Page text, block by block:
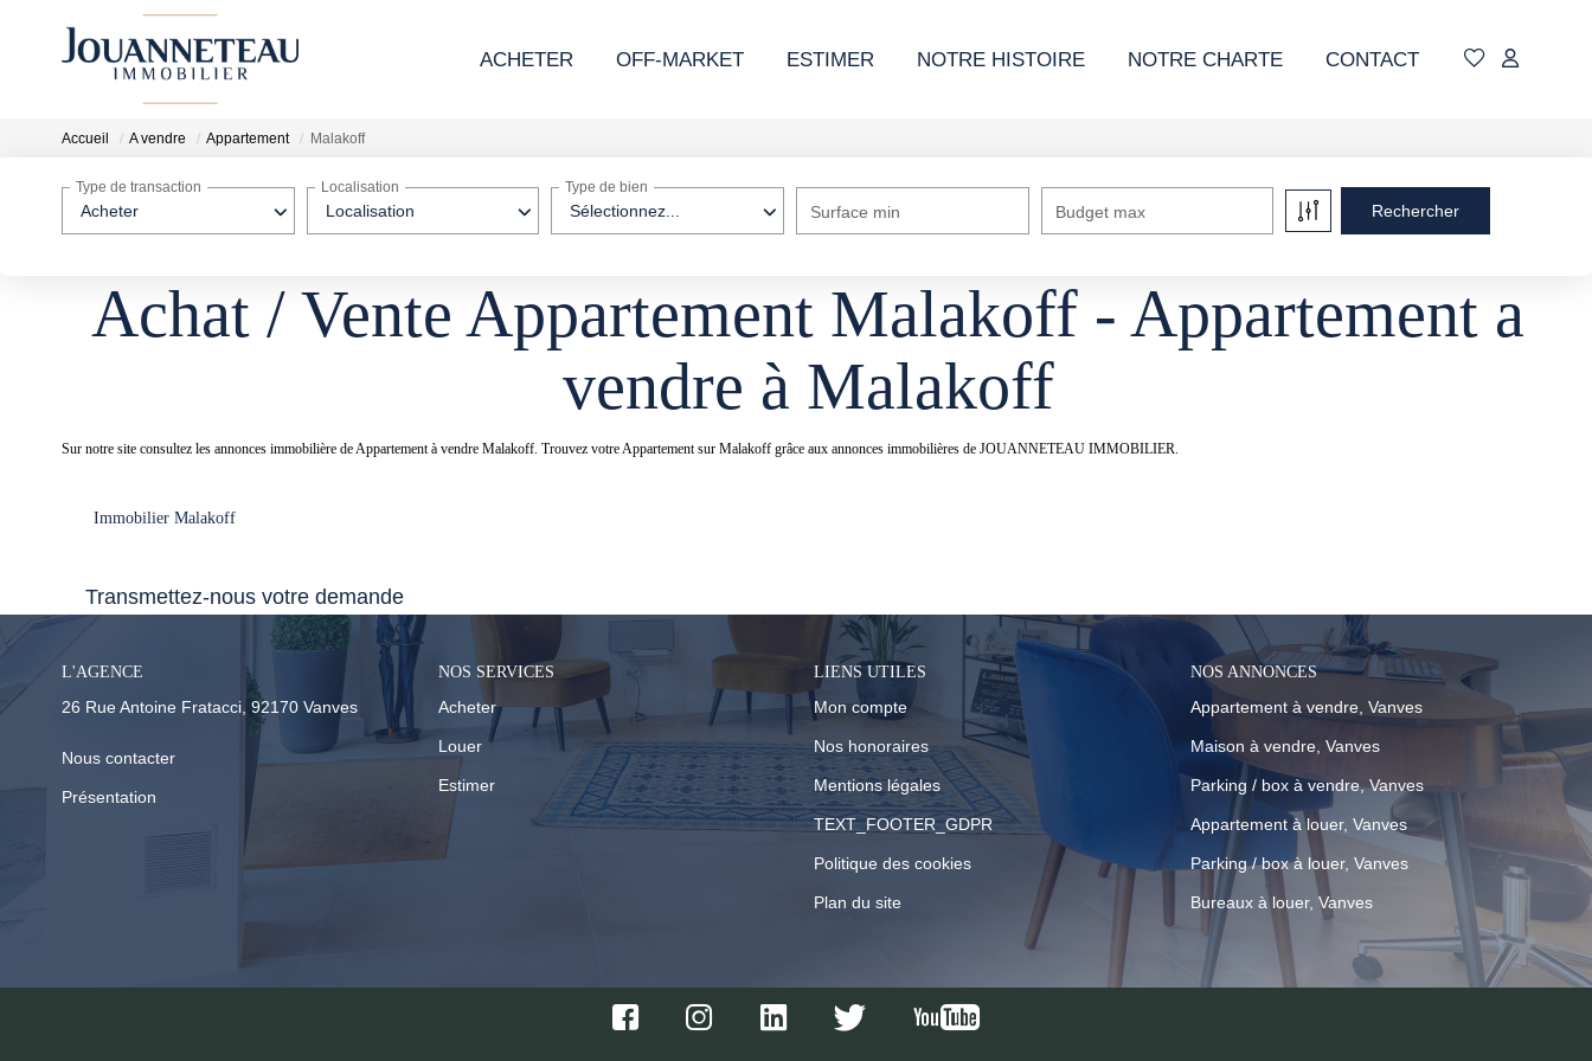
ACHETER OFF-MARKET ESTIMER NOTRE HISTOIRE NOTRE CHARTE CONTACT
Accueil A vendre Appartement Malakoff
Acheter
Type de transaction
Localisation
Localisation
Sélectionnez...
Type de bien
Surface min Budget max
Achat / Vente Appartement Malakoff - Appartement a
vendre à Malakoff
Sur notre site consultez les annonces immobilière de Appartement à vendre Malakoff. Trouvez votre Appartement sur Malakoff grâce aux annonces immobilières de JOUANNETEAU IMMOBILIER.
Immobilier Malakoff
Transmettez-nous votre demande
L'AGENCE
26 Rue Antoine Fratacci, 92170 Vanves
Nous contacter
Présentation
NOS SERVICES
Acheter
Louer
Estimer
LIENS UTILES
Mon compte
Nos honoraires
Mentions légales
TEXT_FOOTER_GDPR
Politique des cookies
Plan du site
NOS ANNONCES
Appartement à vendre, Vanves
Maison à vendre, Vanves
Parking / box à vendre, Vanves
Appartement à louer, Vanves
Parking / box à louer, Vanves
Bureaux à louer, Vanves